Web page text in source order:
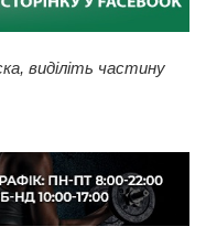
виділіть частину